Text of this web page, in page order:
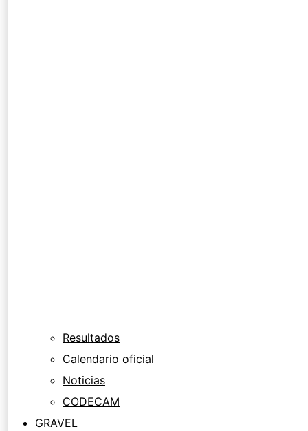
Resultados
Calendario oficial
Noticias
CODECAM
GRAVEL